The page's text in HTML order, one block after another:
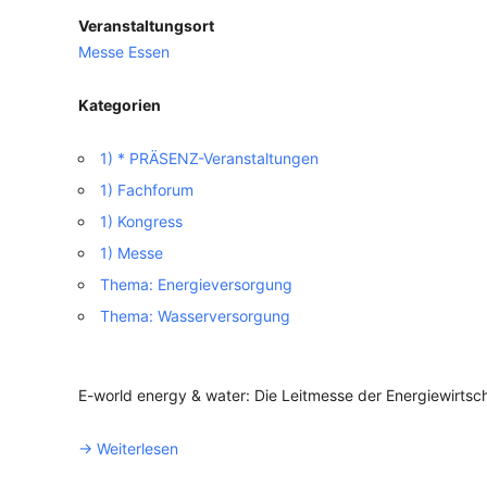
VERANSTALTUNGSORTE
Veranstaltungsort
Messe Essen
Kategorien
1) * PRÄSENZ-Veranstaltungen
1) Fachforum
1) Kongress
1) Messe
Thema: Energieversorgung
Thema: Wasserversorgung
E-world energy & water: Die Leitmesse der
-> Weiterlesen